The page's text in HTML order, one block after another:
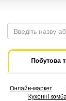
Побутова
Онлайн-маркет
Кухонні